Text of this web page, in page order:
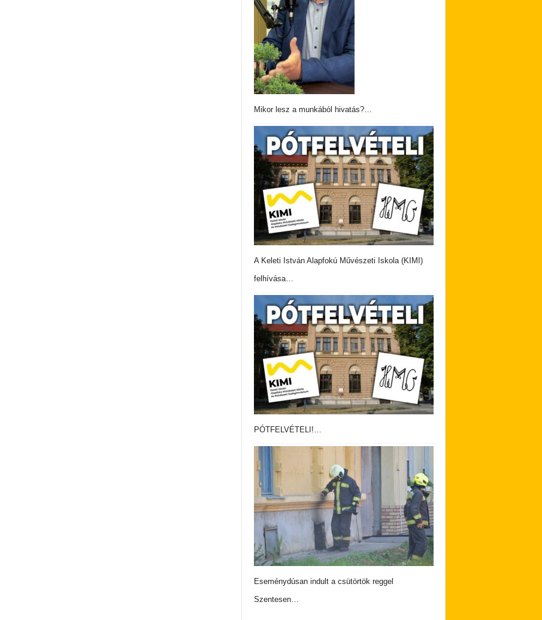
Mikor lesz a munkából hivatás?…
A Keleti István Alapfokú Művészeti Iskola (KIMI)
felhívása…
PÓTFELVÉTELI!…
Eseménydúsan indult a csütörtök reggel
Szentesen…